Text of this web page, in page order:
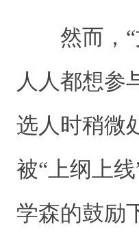
然而，“
人人都想参
选人时稍微
被“上纲上
学森的鼓励